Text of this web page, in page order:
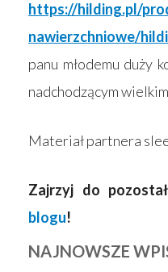
https://hilding.pl/
nawierzchniowe/
panu młodemu duży
nadchodzącym
Materiał partnera
Zajrzyj do
blogu!
NAJNOWSZE